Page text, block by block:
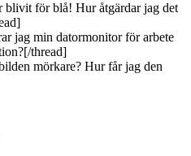
för blå! Hur åtgärdar jag det
jag min datormonitor för arbete
thread]
mörkare? Hur får jag den